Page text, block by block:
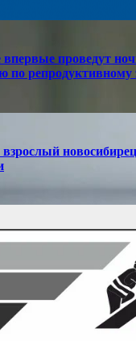
впервые проведут
по репродуктивному